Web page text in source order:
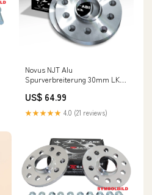
Novus NJT Alu
Spurverbreiterung 30mm LK
Hyperstar EVO
US$ 64.99
★★★★★ 4.0 (21 reviews)